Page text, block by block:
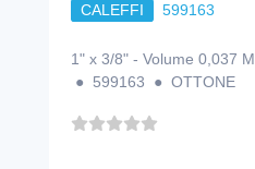
CALEFFI 599163
1" x 3/8" - Volume 0,037
● 599163 ● OTTONE